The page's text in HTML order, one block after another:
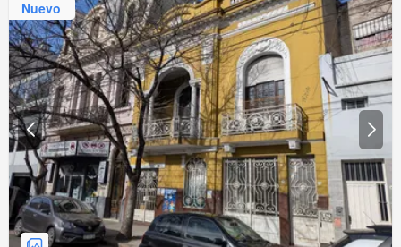
Nuevo